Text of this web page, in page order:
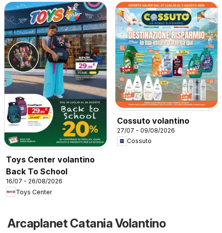
Toys Center volantino
Back To School
16/07 - 26/08/2026
Toys Center
Cossuto volantino
27/07 - 09/08/2026
Cossuto
Arcaplanet Catania Volantino